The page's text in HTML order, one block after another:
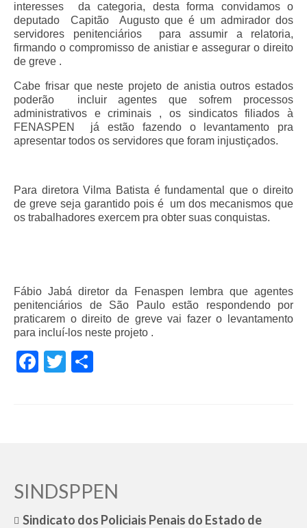
Esportes
Nota de Falecimento
Notícias
Pautas Nacionais
Convênios
Área do Filiado
interesses da categoria, desta forma convidamos o
deputado Capitão Augusto que é um admirador dos
servidores penitenciários para assumir a relatoria,
firmando o compromisso de anistiar e assegurar o direito
de greve .
Cabe frisar que neste projeto de anistia outros estados
poderão incluir agentes que sofrem processos
administrativos e criminais , os sindicatos filiados à
FENASPEN já estão fazendo o levantamento pra
apresentar todos os servidores que foram injustiçados.
Para diretora Vilma Batista é fundamental que o direito
de greve seja garantido pois é um dos mecanismos que
os trabalhadores exercem pra obter suas conquistas.
Fábio Jabá diretor da Fenaspen lembra que agentes
penitenciários de São Paulo estão respondendo por
praticarem o direito de greve vai fazer o levantamento
para incluí-los neste projeto .
Facebook
Twitter
SINDSPPEN
Sindicato dos Policiais Penais do Estado de